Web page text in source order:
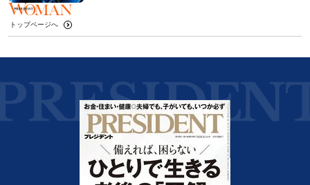
トップページへ